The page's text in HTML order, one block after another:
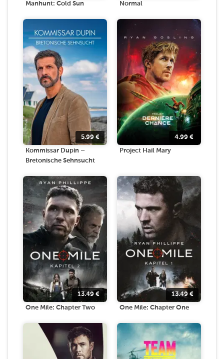
Manhunt: Cold Sun Normal
5.99 €
Kommissar Dupin –
Bretonische Sehnsucht
4.99 €
Project Hail Mary
13.49 €
One Mile: Chapter Two
13.49 €
One Mile: Chapter One